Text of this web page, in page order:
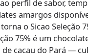
perfil de sabor,
amargos
o Sicao Seleção
75% é um
de cacau do Pará —